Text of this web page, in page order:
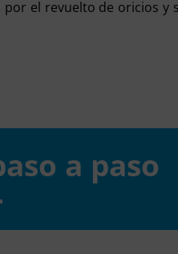
el revuelto de oricios
a paso